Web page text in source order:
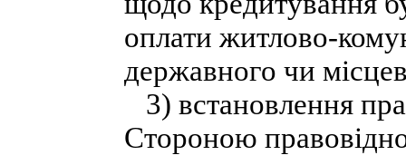
оплати житлово-
державного чи
3) встановлення
Стороною